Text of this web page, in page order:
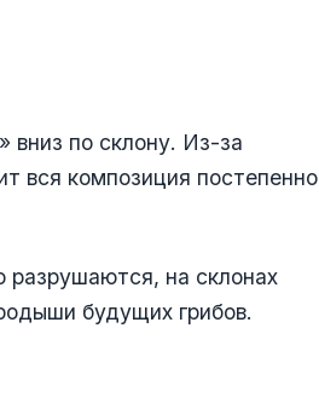
вниз по склону. Из-за
вся композиция постепенно
разрушаются, на склонах
будущих грибов.